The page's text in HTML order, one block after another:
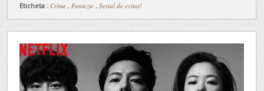
Eticheta : Crime , Fantezie , Serial de evitat!